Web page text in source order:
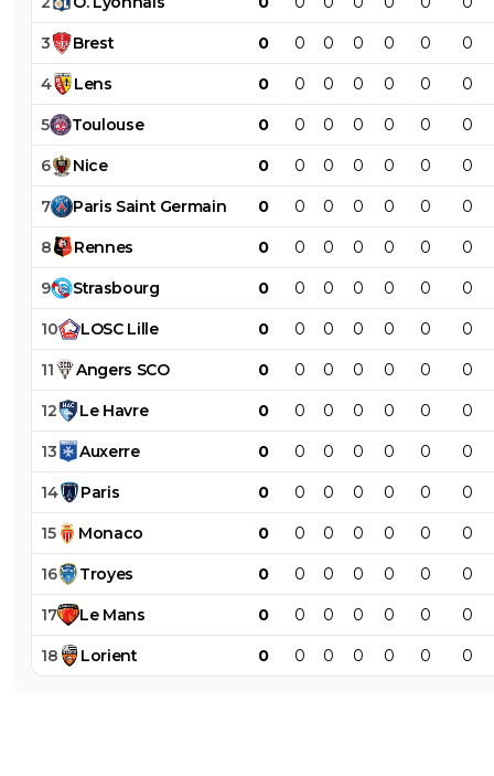
3 Brest 0 0 0 0 0 0 0
4 Lens 0 0 0 0 0 0 0
5 Toulouse 0 0 0 0 0 0 0
6 Nice 0 0 0 0 0 0 0
7 Paris Saint Germain 0 0 0 0 0 0 0
8 Rennes 0 0 0 0 0 0 0
9 Strasbourg 0 0 0 0 0 0 0
10 LOSC Lille 0 0 0 0 0 0 0
11 Angers SCO 0 0 0 0 0 0 0
12 Le Havre 0 0 0 0 0 0 0
13 Auxerre 0 0 0 0 0 0 0
14 Paris 0 0 0 0 0 0 0
15 Monaco 0 0 0 0 0 0 0
16 Troyes 0 0 0 0 0 0 0
17 Le Mans 0 0 0 0 0 0 0
18 Lorient 0 0 0 0 0 0 0